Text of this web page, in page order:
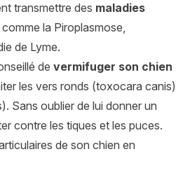
transmettre des maladies
comme la Piroplasmose,
de Lyme.
de vermifuger son chien
les vers ronds (toxocara canis)
Sans oublier de lui donner un
contre les tiques et les puces.
de son chien en